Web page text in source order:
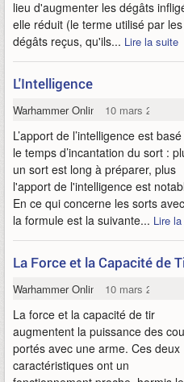
lieu d'augmenter les dégâts
elle réduit (le terme utilisé par
dégâts reçus, qu'ils... Lire la suite
L'Intelligence
Warhammer Online 10 mars 2009
L’apport de l’intelligence est
le temps d’incantation du sort :
un sort est long à préparer, plus
l'apport de l'intelligence est
En ce qui concerne les sorts
la formule est la suivante... Lire
La Force et la Capacité de
Warhammer Online 10 mars 2009
La force et la capacité de tir
augmentent la puissance des
portés avec une arme. Ces deux
caractéristiques ont un